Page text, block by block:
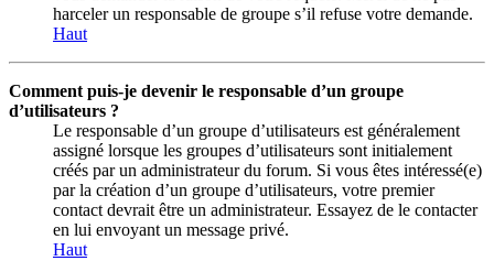
harceler un responsable de groupe s’il refuse votre demande.
Haut
Comment puis-je devenir le responsable d’un groupe
d’utilisateurs ?
Le responsable d’un groupe d’utilisateurs est généralement
assigné lorsque les groupes d’utilisateurs sont initialement
créés par un administrateur du forum. Si vous êtes intéressé(e)
par la création d’un groupe d’utilisateurs, votre premier
contact devrait être un administrateur. Essayez de le contacter
en lui envoyant un message privé.
Haut